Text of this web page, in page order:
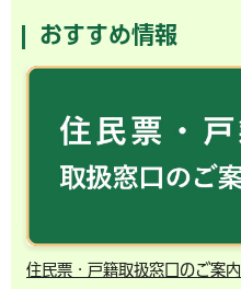
おすすめ情報
住民票・戸籍取扱窓口のご案内